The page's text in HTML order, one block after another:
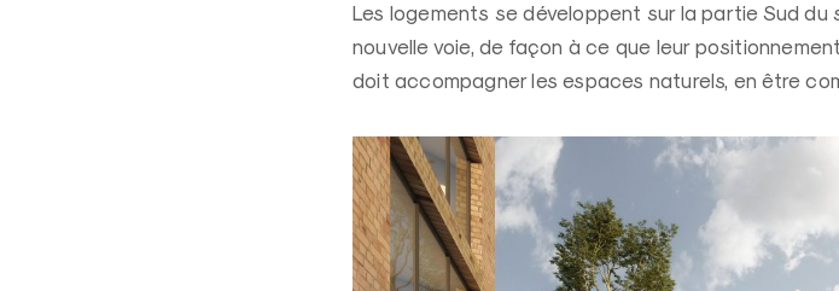
Les logements se développent sur la partie Sud du
nouvelle voie, de façon à ce que leur
doit accompagner les espaces naturels, en être